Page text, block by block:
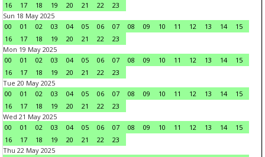
16
17 18 19 20 21 22
23
Sun 18 May 2025
00
01 02 03 04 05 06 07 08 09 10 11 12 13 14
15
16
17 18 19 20 21 22
23
Mon 19 May 2025
00
01 02 03 04 05 06 07 08 09 10 11 12 13 14
15
16
17 18 19 20 21 22
23
Tue 20 May 2025
00
01 02 03 04 05 06 07 08 09 10 11 12 13 14
15
16
17 18 19 20 21 22
23
Wed 21 May 2025
00
01 02 03 04 05 06 07 08 09 10 11 12 13 14
15
16
17 18 19 20 21 22
23
Thu 22 May 2025